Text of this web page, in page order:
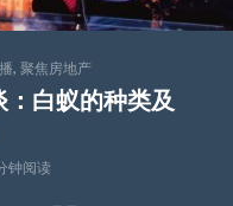
, 聚焦房地产
：白蚁的种类及
钟阅读